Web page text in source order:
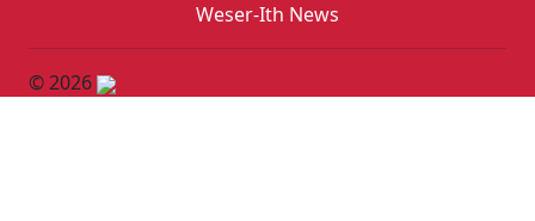
Weser-Ith News
© 2026